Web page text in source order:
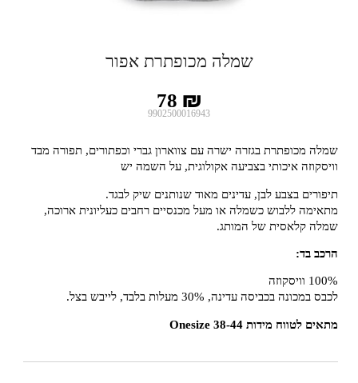
שמלה מכופתרת אפור
78 ₪
9902500016943
שמלה מכופתרת בגזרה ישרה עם צווארון גברי וכפתורים, תפורה מבד
וויסקוזה איכותי בצביעה אקולוגית, על השמה יש
תיפורים בצבע לבן, עדינים מאוד שנותנים שיק לבגד.
מתאימה ללבוש כשמלה או מעל מכנסיים רחבים כעליונית ארוכה,
שמלה קלאסית של המותג.
הרכב בד:
100% וויסקוזה
לכבס במכונה בכביסה עדינה, 30% מעלות בלבד, לייבש בצל.
מתאים לטווח מידות 38-44 Onesize